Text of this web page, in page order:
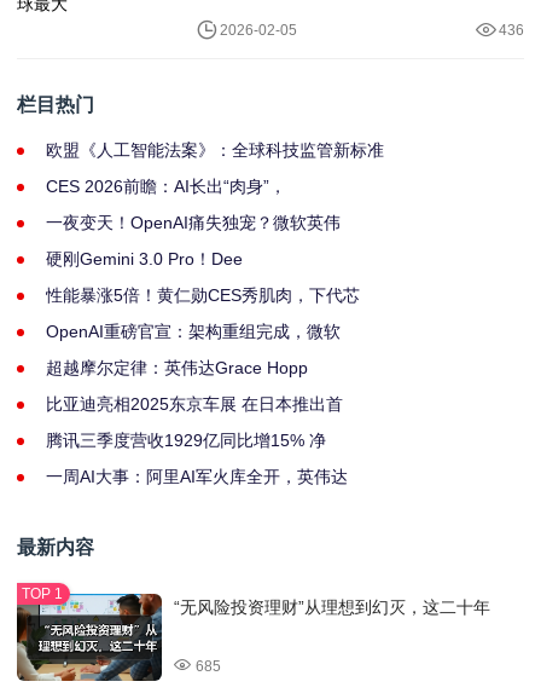
2026-02-05 436
栏目热门
欧盟《人工智能法案》：全球科技监管新标准
CES 2026前瞻：AI长出“肉身”，
一夜变天！OpenAI痛失独宠？微软英伟
硬刚Gemini 3.0 Pro！Dee
性能暴涨5倍！黄仁勋CES秀肌肉，下代芯
OpenAI重磅官宣：架构重组完成，微软
超越摩尔定律：英伟达Grace Hopp
比亚迪亮相2025东京车展 在日本推出首
腾讯三季度营收1929亿同比增15% 净
一周AI大事：阿里AI军火库全开，英伟达
最新内容
“无风险投资理财”从理想到幻灭，这二十年
685